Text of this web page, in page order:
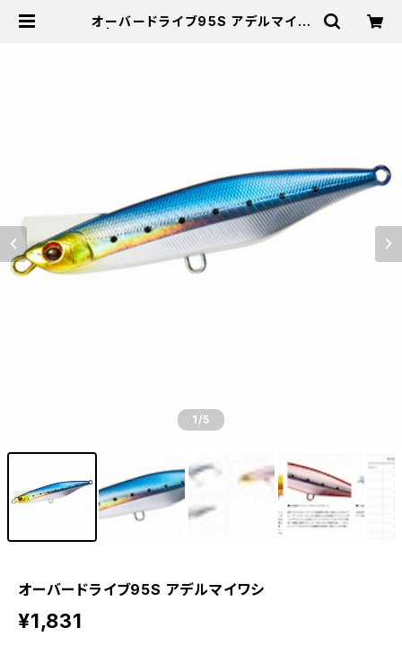
オーバードライブ95S アデルマイワ
1/5
オーバードライブ95S アデルマイワシ
¥1,831